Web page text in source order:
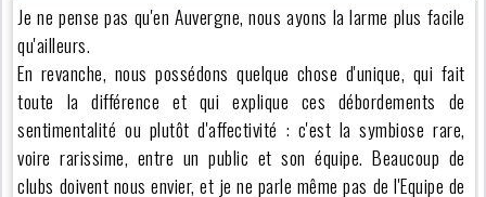
Je ne pense pas qu'en Auvergne, nous ayons la larme plus facile
qu'ailleurs.
En revanche, nous possédons quelque chose d'unique, qui fait
toute la différence et qui explique ces débordements de
sentimentalité ou plutôt d'affectivité : c'est la symbiose rare,
voire rarissime, entre un public et son équipe. Beaucoup de
clubs doivent nous envier, et je ne parle même pas de l'Equipe de